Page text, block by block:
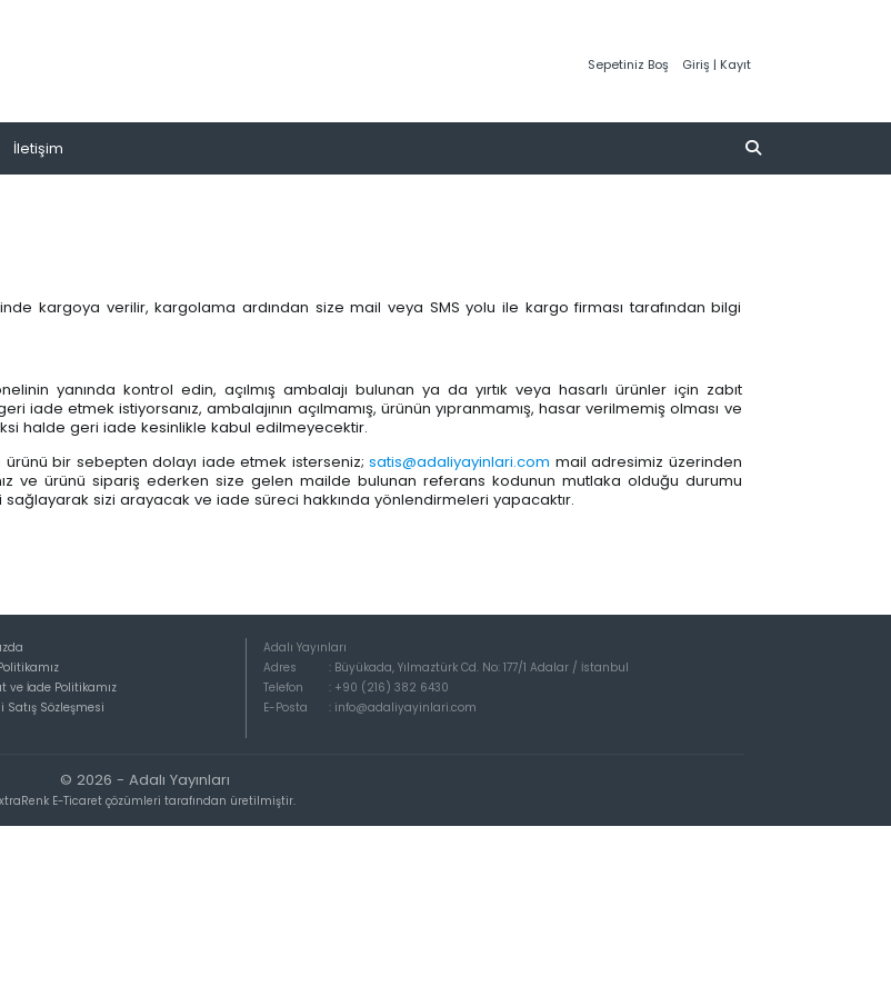
Sepetiniz Boş Giriş | Kayıt
İletişim
kargoya verilir, kargolama ardından size mail veya SMS yolu ile kargo firması tarafından bilgi
yanında kontrol edin, açılmış ambalajı bulunan ya da yırtık veya hasarlı ürünler için zabıt
iade etmek istiyorsanız, ambalajının açılmamış, ürünün yıpranmamış, hasar verilmemiş olması ve
halde geri iade kesinlikle kabul edilmeyecektir.
bir sebepten dolayı iade etmek isterseniz; satis@adaliyayinlari.com mail adresimiz üzerinden
ve ürünü sipariş ederken size gelen mailde bulunan referans kodunun mutlaka olduğu durumu
sizi arayacak ve iade süreci hakkında yönlendirmeleri yapacaktır.
ve İade Politikamız
Satış Sözleşmesi
Adalı Yayınları
Adres
: Büyükada, Yılmaztürk Cd. No: 177/1 Adalar / İstanbul
Telefon
: +90 (216) 382 6430
E-Posta
: info@adaliyayinlari.com
© 2026 - Adalı Yayınları
E-Ticaret çözümleri tarafından üretilmiştir.